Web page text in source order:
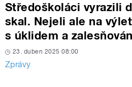
Středoškoláci vyrazili
skal. Nejeli ale na
s úklidem a
23. duben 2025 08:00
Zprávy